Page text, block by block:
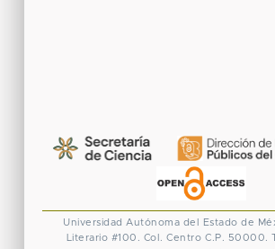
Universidad Autónoma del Estado de
Literario #100. Col. Centro C.P. 50000.